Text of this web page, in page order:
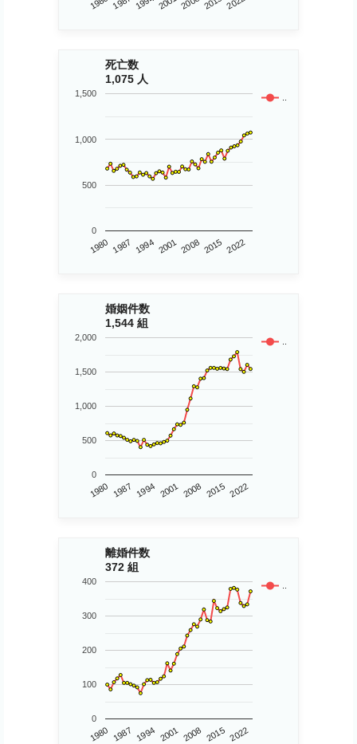
死亡数
1,075 人
..
1980 1987 1994 2001 2008 2015 2022
0
500
1,000
1,500
婚姻件数
1,544 組
..
1980 1987 1994 2001 2008 2015 2022
0
500
1,000
1,500
2,000
離婚件数
372 組
..
1980 1987 1994 2001 2008 2015 2022
0
100
200
300
400